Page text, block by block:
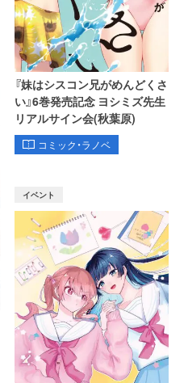
『妹はシスコン兄がめんどくさ
い』6巻発売記念 ヨシミズ先生
リアルサイン会(秋葉原)
コミック・ラノベ
イベント